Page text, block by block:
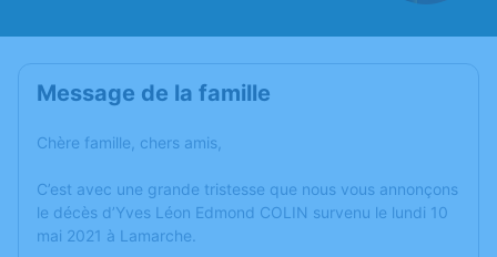
Message de la famille
Chère famille, chers amis,
C’est avec une grande tristesse que nous vous annonçons
le décès d’Yves Léon Edmond COLIN survenu le lundi 10
mai 2021 à Lamarche.